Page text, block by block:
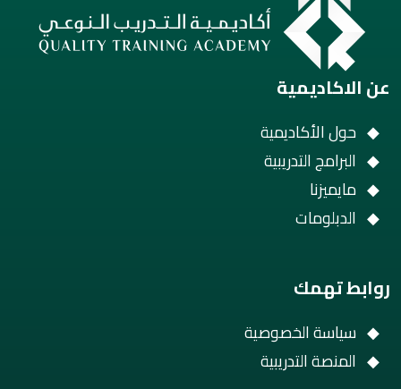
عن الاكاديمية
حول الأكاديمية
البرامج التدريبية
مايميزنا
الدبلومات
روابط تهمك
سياسة الخصوصية
المنصة التدريبية